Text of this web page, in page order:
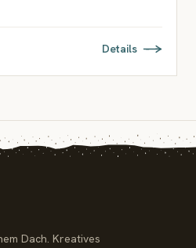
Details
Dach. Kreatives